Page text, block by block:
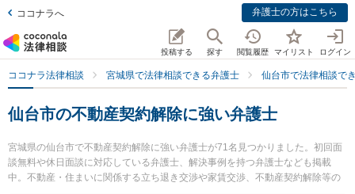
ココナラへ 弁護士の方はこちら
投稿する 探す 閲覧履歴 マイリスト ログイン
ココナラ法律相談 宮城県で法律相談できる弁護士 仙台市で法律相談で
仙台市の不動産契約解除に強い弁護士
宮城県の仙台市で不動産契約解除に強い弁護士が71名見つかりました。初回面
談無料や休日面談に対応している弁護士、解決事例を持つ弁護士なども掲載
中。不動産・住まいに関係する立ち退き交渉や家賃交渉、不動産契約解除等の